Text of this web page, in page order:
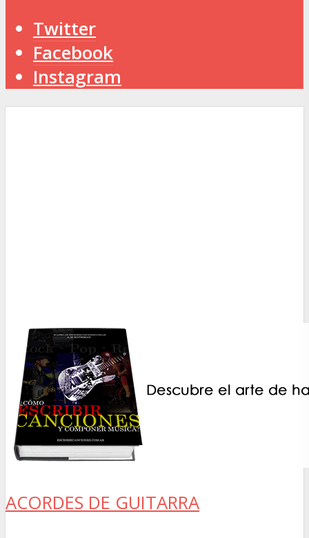
Twitter
Facebook
Instagram
ACORDES DE GUITARRA